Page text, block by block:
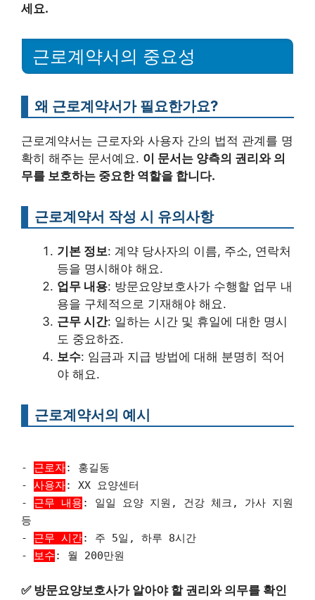
세요.
근로계약서의 중요성
왜 근로계약서가 필요한가요?
근로계약서는 근로자와 사용자 간의 법적 관계를 명
확히 해주는 문서예요. 이 문서는 양측의 권리와 의
무를 보호하는 중요한 역할을 합니다.
근로계약서 작성 시 유의사항
기본 정보: 계약 당사자의 이름, 주소, 연락처
등을 명시해야 해요.
업무 내용: 방문요양보호사가 수행할 업무 내
용을 구체적으로 기재해야 해요.
근무 시간: 일하는 시간 및 휴일에 대한 명시
도 중요하죠.
보수: 임금과 지급 방법에 대해 분명히 적어
야 해요.
근로계약서의 예시
- 근로자: 홍길동
- 사용자: XX 요양센터
- 근무 내용 : 일일 요양 지원, 건강 체크, 가사 지원
등
- 근무 시간: 주 5일, 하루 8시간
-
보수 : 월 200만원
✅ 방문요양보호사가 알아야 할 권리와 의무를 확인